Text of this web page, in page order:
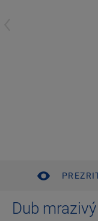
Dub